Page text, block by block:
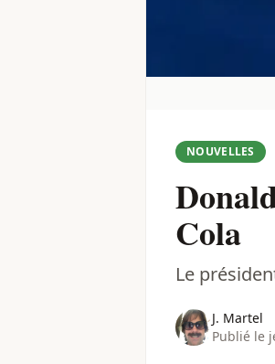
NOUVELLES
Cola
Le
J. Martel
Publié le